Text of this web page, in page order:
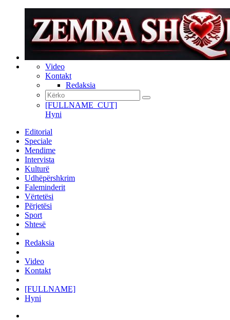
Video
Kontakt
Redaksia
[FULLNAME_CUT]
Hyni
Editorial
Speciale
Mendime
Intervista
Kulturë
Udhëpërshkrim
Faleminderit
Vërtetësi
Përjetësi
Sport
Shtesë
Redaksia
Video
Kontakt
[FULLNAME]
Hyni